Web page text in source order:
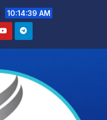
10:14:41 AM